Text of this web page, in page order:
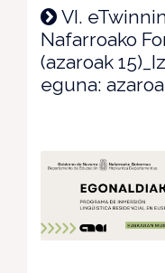
VI.
Nafarroako
(azaroak
eguna: